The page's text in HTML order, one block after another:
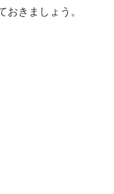
きましょう。